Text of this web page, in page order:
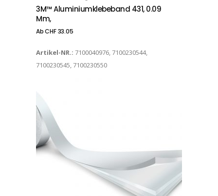
3M™ Aluminiumklebeband 431, 0.09
Mm,
AbCHF33.05
Artikel-NR.: 7100040976, 7100230544,
7100230545, 7100230550